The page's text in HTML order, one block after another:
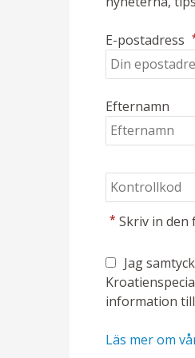
E-postadress
Efternamn
* Skriv in
Jag
information
Läs mer om